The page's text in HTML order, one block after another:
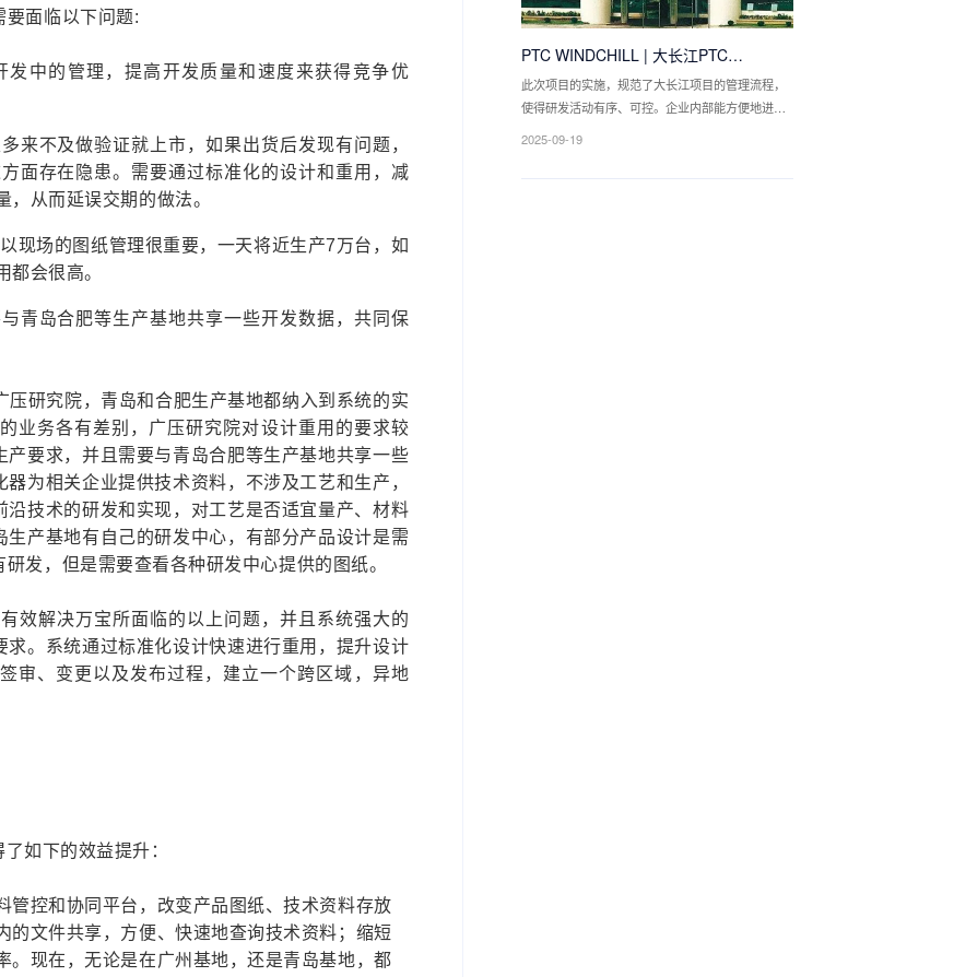
要面临以下问题:
中的管理，提高开发质量和速度来获得竞争优
来不及做验证就上市，如果出货后发现有问题，
面存在隐患。需要通过标准化的设计和重用，减
从而延误交期的做法。
现场的图纸管理很重要，一天将近生产7万台，如
都会很高。
青岛合肥等生产基地共享一些开发数据，共同保
研究院，青岛和合肥生产基地都纳入到系统的实
业务各有差别，广压研究院对设计重用的要求较
要求，并且需要与青岛合肥等生产基地共享一些
为相关企业提供技术资料，不涉及工艺和生产，
技术的研发和实现，对工艺是否适宜量产、材料
产基地有自己的研发中心，有部分产品设计是需
发，但是需要查看各种研发中心提供的图纸。
效解决万宝所面临的以上问题，并且系统强大的
。系统通过标准化设计快速进行重用，提升设计
审、变更以及发布过程，建立一个跨区域，异地
如下的效益提升：
管控和协同平台，改变产品图纸、技术资料存放
的文件共享，方便、快速地查询技术资料；缩短
。现在，无论是在广州基地，还是青岛基地，都
PTC WINDCHILL | 大长江PTC
Windchill（Project Link）项目案例分享
此次项目的实施，规范了大长江项目的管理流程，
使得研发活动有序、可控。企业内部能方便地进行
2025-09-19